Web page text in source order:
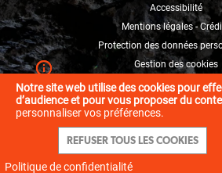
Accessibilité
Mentions légales -
Protection des données
Gestion des cookies
Notre site web utilise des cookies pour
d’audience et pour vous proposer du
personnaliser vos préférences.
REFUSER TOUS LES COOKIES
Politique de confidentialité